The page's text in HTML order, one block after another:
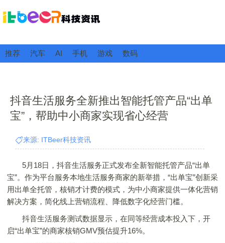
推荐 汽车 AI 手机 游戏 数码
抖音生活服务全新推出智能托管产品“出单
宝”，帮助中小商家实现省心经营
来源: ITBeer科技资讯
5月18日，抖音生活服务正式发布全新智能托管产品“出单
宝”。作为平台服务本地生活服务商家的新举措，“出单宝”创新采
用出单全托管，核销才计费的模式，为中小商家提供一体化营销
解决方案，简化线上营销流程、降低数字化经营门槛。
抖音生活服务测试数据显示，在同等经营成本投入下，开
启“出单宝”的商家核销GMV预估提升16%。